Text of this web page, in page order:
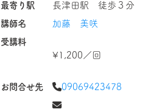
最寄り駅
長津田駅 徒歩３分
講師名
加藤 美咲
受講料
¥1,200／回
お問合せ先 09069423478